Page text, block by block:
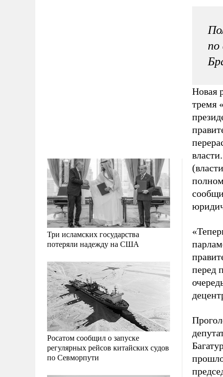
Три исламских государства
потеряли надежду на США
Росатом сообщил о запуске
регулярных рейсов китайских судов
по Севморпути
по
Новая
тремя
перед